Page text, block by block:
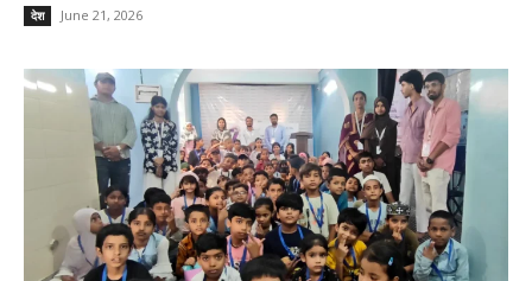
देश June 21, 2026